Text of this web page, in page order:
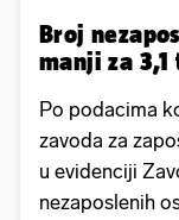
Broj
manji za 3,1
Po podacima
zavoda za
u evidenciji
nezaposlenih